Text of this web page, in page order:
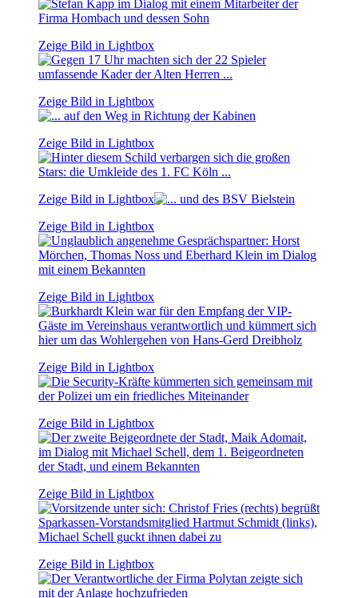
Zeige Bild in Lightbox
Zeige Bild in Lightbox
Zeige Bild in Lightbox
Zeige Bild in Lightbox
Zeige Bild in Lightbox
Zeige Bild in Lightbox
Zeige Bild in Lightbox
Zeige Bild in Lightbox
Zeige Bild in Lightbox
Zeige Bild in Lightbox